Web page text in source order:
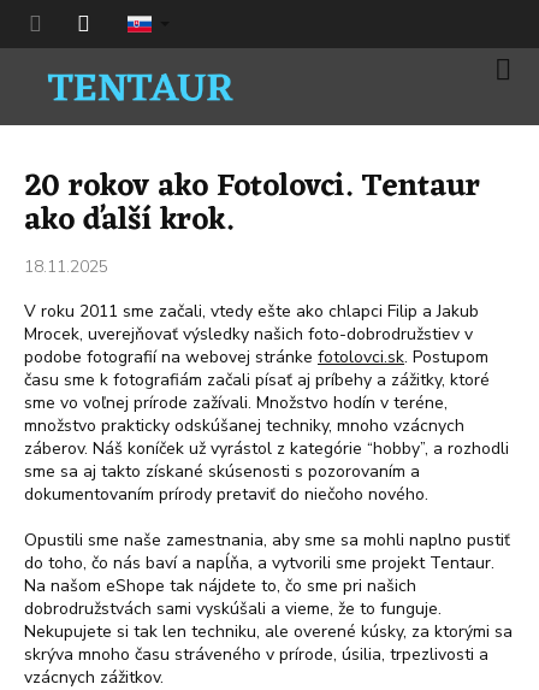
Prejsť
obsah
20 rokov ako Fotolovci. Tentaur
ako ďalší krok.
18.11.2025
V roku 2011 sme začali, vtedy ešte ako chlapci Filip a Jakub
Mrocek, uverejňovať výsledky našich foto-dobrodružstiev v
podobe fotografií na webovej stránke fotolovci.sk. Postupom
času sme k fotografiám začali písať aj príbehy a zážitky, ktoré
sme vo voľnej prírode zažívali. Množstvo hodín v teréne,
množstvo prakticky odskúšanej techniky, mnoho vzácnych
záberov. Náš koníček už vyrástol z kategórie “hobby”, a rozhodli
sme sa aj takto získané skúsenosti s pozorovaním a
dokumentovaním prírody pretaviť do niečoho nového.
Opustili sme naše zamestnania, aby sme sa mohli naplno pustiť
do toho, čo nás baví a napĺňa, a vytvorili sme projekt Tentaur.
Na našom eShope tak nájdete to, čo sme pri našich
dobrodružstvách sami vyskúšali a vieme, že to funguje.
Nekupujete si tak len techniku, ale overené kúsky, za ktorými sa
skrýva mnoho času stráveného v prírode, úsilia, trpezlivosti a
vzácnych zážitkov.